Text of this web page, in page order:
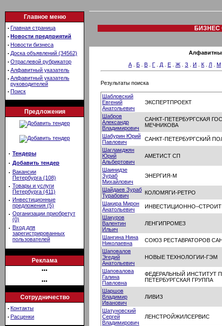
Главное меню
· Главная страница
· Новости предприятий
· Новости бизнеса
· Доска объявлений (34562)
· Отраслевой рубрикатор
· Алфавитный указатель
· Алфавитный указатель
руководителей
· Поиск
Предложения
· Тендеры
· Добавить тендер
· Вакансии
Петербурга (108)
· Товары и услуги
Петербурга (411)
· Инвестиционные
предложения (5)
· Организации приобретут
(0)
· Вход для
зарегистрированных
пользователей
Реклама
•••
•••
Сотрудничество
· Контакты
· Расценки
БИЗНЕС
А
Б В Г Д Е Ж З И К Л М
Результаты поиска
Шабловский
Евгений
Анатольевич
ЭКСПЕРТПРОЕКТ
Шабров
Александр
Владимирович
САНКТ-ПЕТЕРБУРГСКАЯ
МЕЧНИКОВА
Шабурин Юрий
Павлович
САНКТ-ПЕТЕРБУРГСКИЙ
Шагламджян
Юрий
Альбертович
АМЕТИСТ СП
Шаинидзе
Зураб
Михайлович
ЭНЕРГИЯ-М
Шайдаев Зураб
Турабович
КОЛОМЯГИ-РЕТРО
Шакира Мирон
Анатольевич
Шакуров
Валентин
Ильич
ЛЕНГИПРОМЕЗ
Шангина Нина
Николаевна
СОЮЗ РЕСТАВРАТОРОВ
Шаповалов
Эгедий
Анатольевич
НОВЫЕ ТЕХНОЛОГИИ-ГЭМ
Шаповалова
Галина
Павловна
ФЕДЕРАЛЬНЫЙ ИНСТИТУТ
ПЕТЕРБУРГСКАЯ ГРУППА
Шаршов
Владимир
Иванович
ЛИВИЗ
Шатуновский
Сергей
Владимирович
ЛЕНСТРОЙЖИЛСЕРВИС